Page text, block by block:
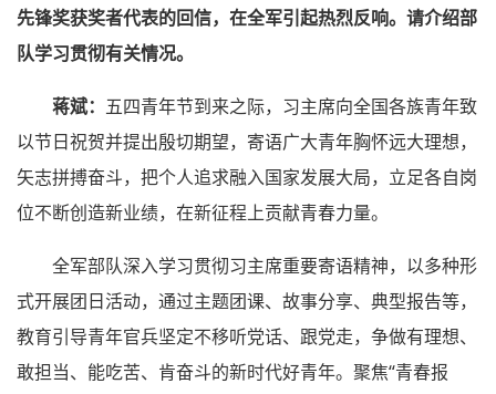
先锋奖获奖者代表的回信，在全军引起热烈反响。请介绍部
队学习贯彻有关情况。
蒋斌： 五四青年节到来之际，习主席向全国各族青年致
以节日祝贺并提出殷切期望，寄语广大青年胸怀远大理想，
矢志拼搏奋斗，把个人追求融入国家发展大局，立足各自岗
位不断创造新业绩，在新征程上贡献青春力量。
全军部队深入学习贯彻习主席重要寄语精神，以多种形
式开展团日活动，通过主题团课、故事分享、典型报告等，
教育引导青年官兵坚定不移听党话、跟党走，争做有理想、
敢担当、能吃苦、肯奋斗的新时代好青年。聚焦“青春报